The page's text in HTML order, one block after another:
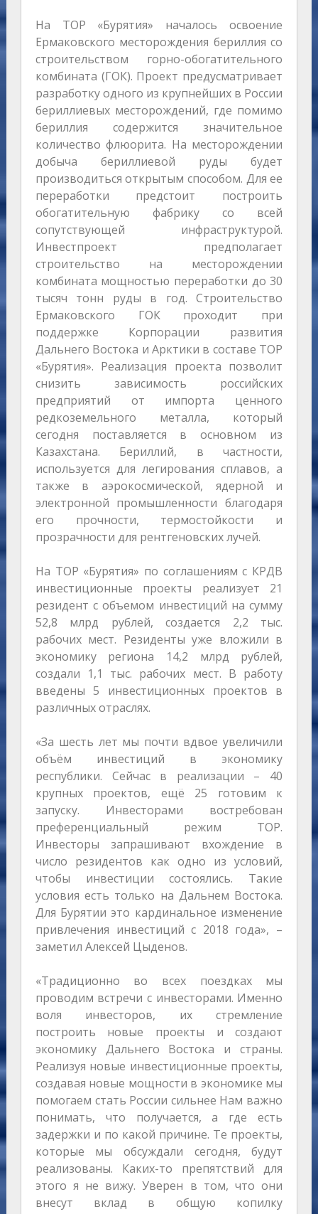
На ТОР «Бурятия» началось освоение
Ермаковского месторождения бериллия со
строительством горно-обогатительного
комбината (ГОК). Проект предусматривает
разработку одного из крупнейших в России
бериллиевых месторождений, где помимо
бериллия содержится значительное
количество флюорита. На месторождении
добыча бериллиевой руды будет
производиться открытым способом. Для ее
переработки предстоит построить
обогатительную фабрику со всей
сопутствующей инфраструктурой.
Инвестпроект предполагает
строительство на месторождении
комбината мощностью переработки до 30
тысяч тонн руды в год. Строительство
Ермаковского ГОК проходит при
поддержке Корпорации развития
Дальнего Востока и Арктики в составе ТОР
«Бурятия». Реализация проекта позволит
снизить зависимость российских
предприятий от импорта ценного
редкоземельного металла, который
сегодня поставляется в основном из
Казахстана. Бериллий, в частности,
используется для легирования сплавов, а
также в аэрокосмической, ядерной и
электронной промышленности благодаря
его прочности, термостойкости и
прозрачности для рентгеновских лучей.
На ТОР «Бурятия» по соглашениям с КРДВ
инвестиционные проекты реализует 21
резидент с объемом инвестиций на сумму
52,8 млрд рублей, создается 2,2 тыс.
рабочих мест. Резиденты уже вложили в
экономику региона 14,2 млрд рублей,
создали 1,1 тыс. рабочих мест. В работу
введены 5 инвестиционных проектов в
различных отраслях.
«За шесть лет мы почти вдвое увеличили
объём инвестиций в экономику
республики. Сейчас в реализации – 40
крупных проектов, ещё 25 готовим к
запуску. Инвесторами востребован
преференциальный режим ТОР.
Инвесторы запрашивают вхождение в
число резидентов как одно из условий,
чтобы инвестиции состоялись. Такие
условия есть только на Дальнем Востока.
Для Бурятии это кардинальное изменение
привлечения инвестиций с 2018 года», –
заметил Алексей Цыденов.
«Традиционно во всех поездках мы
проводим встречи с инвесторами. Именно
воля инвесторов, их стремление
построить новые проекты и создают
экономику Дальнего Востока и страны.
Реализуя новые инвестиционные проекты,
создавая новые мощности в экономике мы
помогаем стать России сильнее Нам важно
понимать, что получается, а где есть
задержки и по какой причине. Те проекты,
которые мы обсуждали сегодня, будут
реализованы. Каких-то препятствий для
этого я не вижу. Уверен в том, что они
внесут вклад в общую копилку